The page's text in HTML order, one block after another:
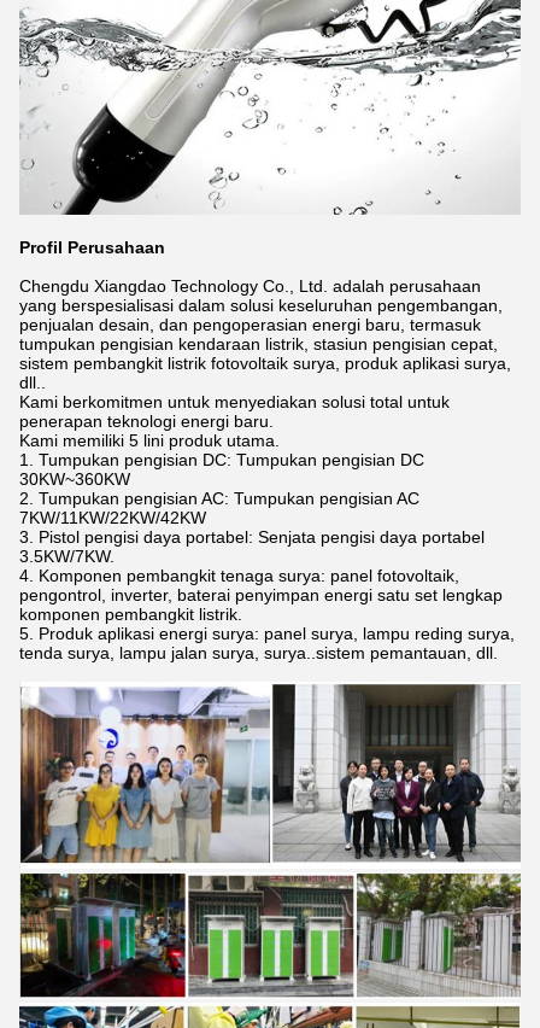
Profil Perusahaan
Chengdu Xiangdao Technology Co., Ltd. adalah perusahaan
yang berspesialisasi dalam solusi keseluruhan pengembangan,
penjualan desain, dan pengoperasian energi baru, termasuk
tumpukan pengisian kendaraan listrik, stasiun pengisian cepat,
sistem pembangkit listrik fotovoltaik surya, produk aplikasi surya,
dll..
Kami berkomitmen untuk menyediakan solusi total untuk
penerapan teknologi energi baru.
Kami memiliki 5 lini produk utama.
1. Tumpukan pengisian DC: Tumpukan pengisian DC
30KW~360KW
2. Tumpukan pengisian AC: Tumpukan pengisian AC
7KW/11KW/22KW/42KW
3. Pistol pengisi daya portabel: Senjata pengisi daya portabel
3.5KW/7KW.
4. Komponen pembangkit tenaga surya: panel fotovoltaik,
pengontrol, inverter, baterai penyimpan energi satu set lengkap
komponen pembangkit listrik.
5. Produk aplikasi energi surya: panel surya, lampu reding surya,
tenda surya, lampu jalan surya, surya..sistem pemantauan, dll.